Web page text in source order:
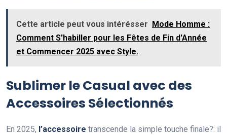
Cette article peut vous intérésser
Mode Homme :
Comment S'habiller pour les Fêtes de Fin d'Année
et Commencer 2025 avec Style.
Sublimer le Casual avec des
Accessoires Sélectionnés
En 2025, l’accessoire transcende la simple touche finale?: il